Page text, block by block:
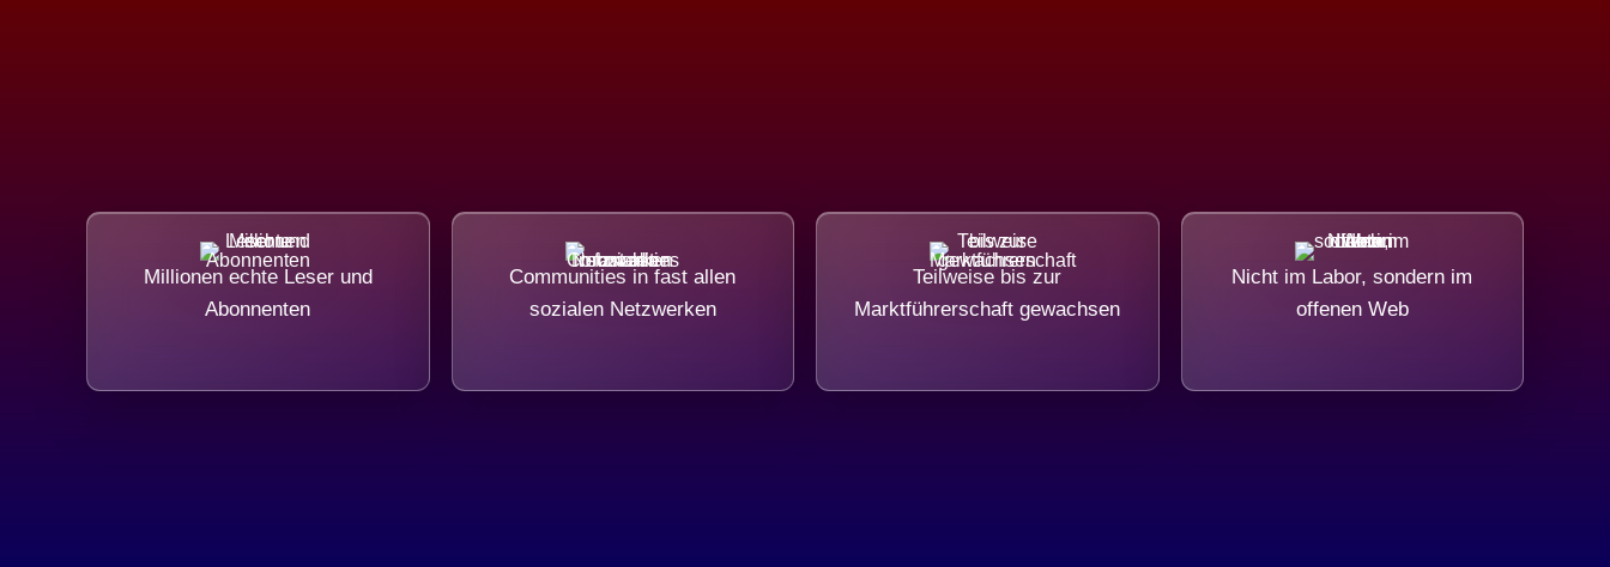
Millionen echte Leser und
Abonnenten
Communities in fast allen
sozialen Netzwerken
Teilweise bis zur
Marktführerschaft gewachsen
Nicht im Labor, sondern im
offenen Web